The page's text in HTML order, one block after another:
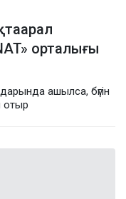
орталығы
ашылса, бүгін
отыр